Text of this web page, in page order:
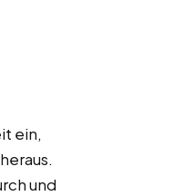
ein,
und